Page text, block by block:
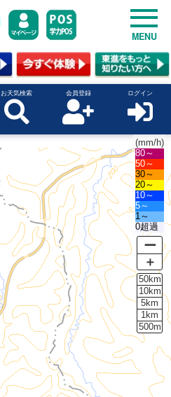
MENU
お天気検索 会員登録 ログイン
(mm/h)
80～
50～
30～
20～
10～
5～
1～
0超過
ー
＋
50km
10km
5km
1km
500m